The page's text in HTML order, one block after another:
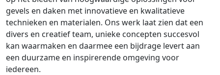
gevels en daken met innovatieve en kwalitatieve
technieken en materialen. Ons werk laat zien dat een
divers en creatief team, unieke concepten succesvol
kan waarmaken en daarmee een bijdrage levert aan
een duurzame en inspirerende omgeving voor
iedereen.